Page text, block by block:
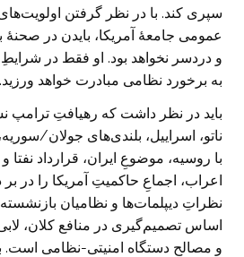
سپری کند. با در نظر گرفتن
عمومی جامعۀ آمریکا، بایدن در صحنۀ
و دردسر نخواهد بود. او فقط در
به برخورد نظامی مبادرت خواهد ورزید.
باید در نظر داشت که رهیافتِ ترامپ
ناتو، اسراییل، بلندی‌های جولان/
با روسیه، موضوعِ ایران، قرارداد
اعراب، اجماعِ حاکمیتِ آمریکا را در
نظراتِ دیپلمات‌ها و نظامیان
اساس تصمیم‌گیری در منافع کلان،
و مصالحِ دستگاه امنیتی-نظامی است.